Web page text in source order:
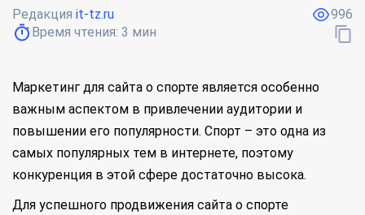
Редакция it-tz.ru
Время чтения: 3 мин
996
Маркетинг для сайта о спорте является особенно
важным аспектом в привлечении аудитории и
повышении его популярности. Спорт – это одна из
самых популярных тем в интернете, поэтому
конкуренция в этой сфере достаточно высока.
Для успешного продвижения сайта о спорте